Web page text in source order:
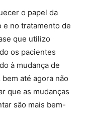
o papel da
e no tratamento de
que utilizo
os pacientes
à mudança de
até agora não
que as mudanças
são mais bem-